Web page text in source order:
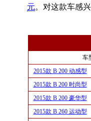
元。对这款车感
车
2015款 B 200 动感型
2015款 B 200 时尚型
2015款 B 200 豪华型
2015款 B 260 运动型